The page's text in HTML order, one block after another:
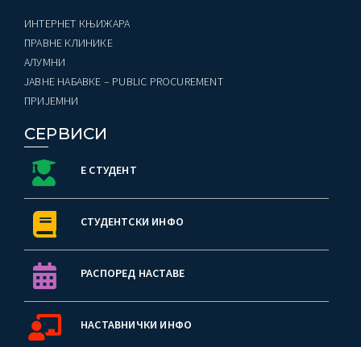
ИНТЕРНЕТ КЊИЖАРА
ПРАВНЕ КЛИНИКЕ
AЛУМНИ
ЈАВНЕ НАБАВКЕ – PUBLIC PROCUREMENT
ПРИЈЕМНИ
СЕРВИСИ
Е СТУДЕНТ
СТУДЕНТСКИ ИНФО
РАСПОРЕД НАСТАВЕ
НАСТАВНИЧКИ ИНФО